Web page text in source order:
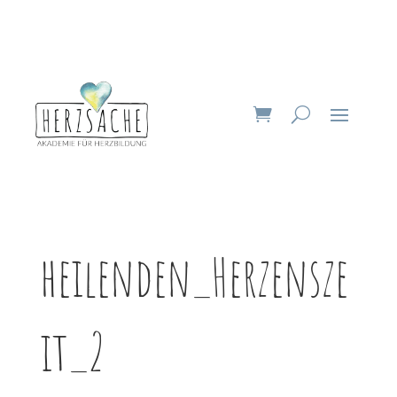
heilenden_Herzensze
it_2